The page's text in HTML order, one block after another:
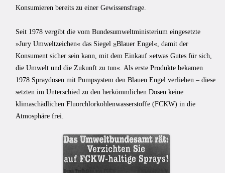
Konsumieren bereits zu einer Gewissensfrage.
Seit 1978 vergibt die vom Bundesumweltministerium eingesetzte
»Jury Umweltzeichen« das Siegel »Blauer Engel«, damit der
Konsument sicher sein kann, mit dem Einkauf »etwas Gutes für sich,
die Umwelt und die Zukunft zu tun«. Als erste Produkte bekamen
1978 Spraydosen mit Pumpsystem den Blauen Engel verliehen – diese
setzten im Unterschied zu den herkömmlichen Dosen keine
klimaschädlichen Fluorchlorkohlenwasserstoffe (FCKW) in die
Atmosphäre frei.